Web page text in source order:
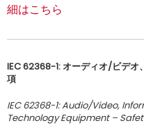
細はこちら
IEC 62368-1: オーディオ/ビデオ
項
IEC 62368-1: Audio/Video,
Technology Equipment –